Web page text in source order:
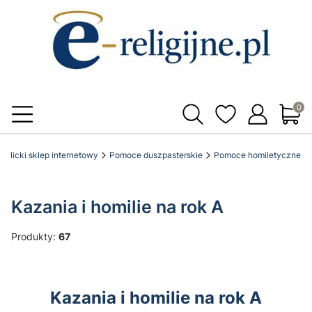
sklep internetowy Pomoce duszpasterskie Pomoce homiletyczne
Kazania i homilie na rok A
Produkty: 67
Kazania i homilie na rok A